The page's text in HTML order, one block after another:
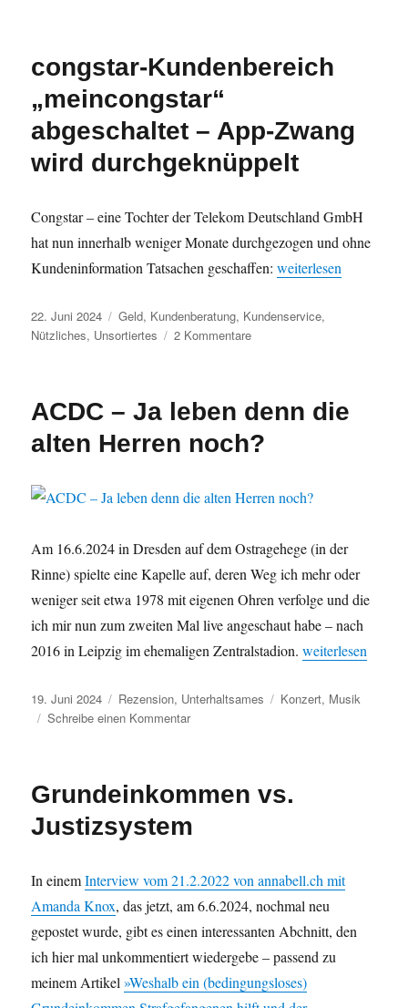
Thunderbird
andere
E-
congstar-Kundenbereich
„meincongstar“
abgeschaltet – App-Zwang
wird durchgeknüppelt
Congstar – eine Tochter der Telekom Deutschland GmbH
hat nun innerhalb weniger Monate durchgezogen und ohne
Kundeninformation Tatsachen geschaffen:„congstar-
weiterlesen
Veröffentlicht
am
22. Juni 2024 Kategorien
Geld, Kundenberatung, Kundenservice,
Nützliches, Unsortiertes 2 Kommentarezu
abgeschaltet
App-
durchgeknüppelt
ACDC – Ja leben denn die
alten Herren noch?
Am 16.6.2024 in Dresden auf dem Ostragehege (in der
Rinne) spielte eine Kapelle auf, deren Weg ich mehr oder
weniger seit etwa 1978 mit eigenen Ohren verfolge und die
ich mir nun zum zweiten Mal live angeschaut habe – nach
2016 in Leipzig im ehemaligen Zentralstadion.„ACDC – Ja
weiterlesen
Veröffentlicht
am
19. Juni 2024 Kategorien
Rezension, Unterhaltsames Schlagwörter
Konzert, Musik
Schreibe einen Kommentarzu
leben
die
noch?
Grundeinkommen vs.
Justizsystem
In einemInterview vom 21.2.2022 von annabell.ch mit
Amanda Knox, das jetzt, am 6.6.2024, nochmal neu
gepostet wurde, gibt es einen interessanten Abchnitt, den
ich hier mal unkommentiert wiedergebe – passend zu
meinem Artikel»Weshalb ein (bedingungsloses)